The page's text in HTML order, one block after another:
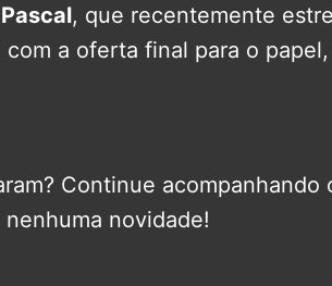
, que recentemente
com a oferta final para o
Continue acompanhando
novidade!